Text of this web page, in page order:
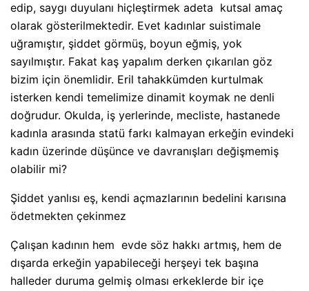
edip, saygı duyulanı hiçleştirmek adeta kutsal amaç
olarak gösterilmektedir. Evet kadınlar suistimale
uğramıştır, şiddet görmüş, boyun eğmiş, yok
sayılmıştır. Fakat kaş yapalım derken çıkarılan göz
bizim için önemlidir. Eril tahakkümden kurtulmak
isterken kendi temelimize dinamit koymak ne denli
doğrudur. Okulda, iş yerlerinde, mecliste, hastanede
kadınla arasında statü farkı kalmayan erkeğin evindeki
kadın üzerinde düşünce ve davranışları değişmemiş
olabilir mi?
Şiddet yanlısı eş, kendi açmazlarının bedelini karısına
ödetmekten çekinmez
Çalışan kadının hem evde söz hakkı artmış, hem de
dışarda erkeğin yapabileceği herşeyi tek başına
halleder duruma gelmiş olması erkeklerde bir içe